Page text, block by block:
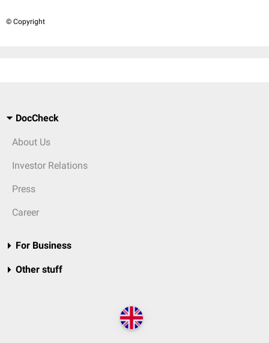
© Copyright
DocCheck
About Us
Investor Relations
Press
Career
For Business
Other stuff